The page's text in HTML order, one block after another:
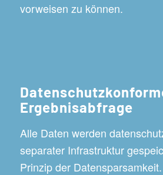
vorweisen zu können.
Ergebnisabfrage
Alle Daten werden
separater Infrastruktur
Prinzip der